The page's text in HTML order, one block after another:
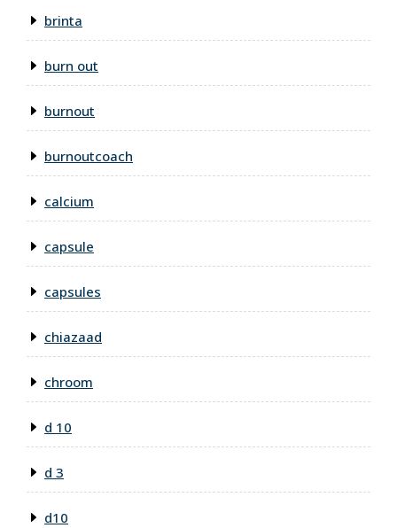
brinta
burn out
burnout
burnoutcoach
calcium
capsule
capsules
chiazaad
chroom
d 10
d 3
d10